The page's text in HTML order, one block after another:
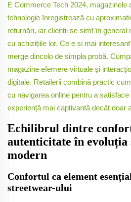
E Commerce Tech 2024, magazinele
tehnologie înregistrează cu
returnări, iar clienții se simt în
cu achizițiile lor. Ce e și mai
merge dincolo de simpla probă.
magazine efemere virtuale și
digitale. Retailerii combină practic
cu navigarea online pentru a satisface
experiență mai captivantă decât doar
Echilibrul dintre
autenticitate în
modern
Confortul ca element
streetwear-ului